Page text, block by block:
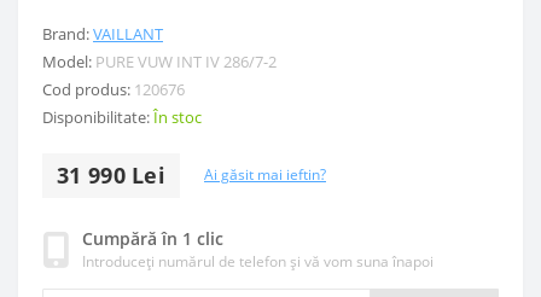
Brand:VAILLANT
Model: PURE VUW INT IV 286/7-2
Cod produs: 120676
Disponibilitate:În stoc
31 990 Lei Ai găsit mai ieftin?
Cumpără în 1 clic
Introduceți numărul de telefon și vă vom suna înapoi